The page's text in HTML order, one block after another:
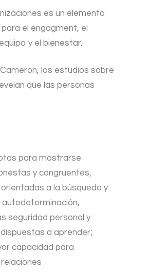
es un elemento
el engagment, el
y el bienestar.
los estudios sobre
que las personas
para mostrarse
y congruentes,
a la búsqueda y
autodeterminación,
seguridad personal y
a aprender;
capacidad para